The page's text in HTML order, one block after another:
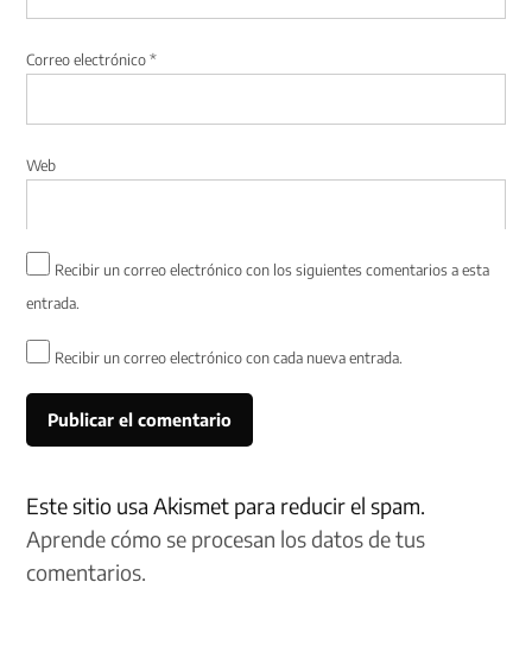
Correo electrónico*
Web
Recibir un correo electrónico con los siguientes comentarios a esta
entrada.
Recibir un correo electrónico con cada nueva entrada.
Este sitio usa Akismet para reducir el spam.
Aprende cómo se procesan los datos de tus
comentarios.